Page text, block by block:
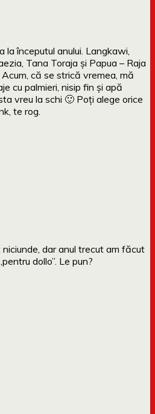
la începutul anului. Langkawi,
Tana Toraja şi Papua – Raja
că se strică vremea, mă
cu palmieri, nisip fin şi apă
vreu la schi 🙂 Poţi alege orice
te rog.
dar anul trecut am făcut
dollo”. Le pun?